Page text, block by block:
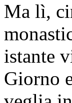
Ma lì,
istante
Giorno